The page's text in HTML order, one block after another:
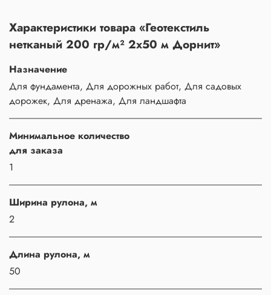
Характеристики товара «Геотекстиль
нетканый 200 гр/м² 2х50 м Дорнит»
Назначение
Для фундамента, Для дорожных работ, Для садовых
дорожек, Для дренажа, Для ландшафта
Минимальное количество
для заказа
1
Ширина рулона, м
2
Длина рулона, м
50